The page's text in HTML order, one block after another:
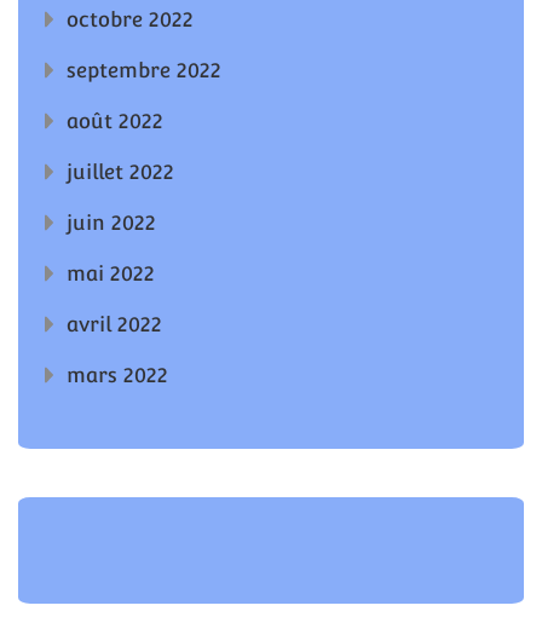
octobre 2022
septembre 2022
août 2022
juillet 2022
juin 2022
mai 2022
avril 2022
mars 2022